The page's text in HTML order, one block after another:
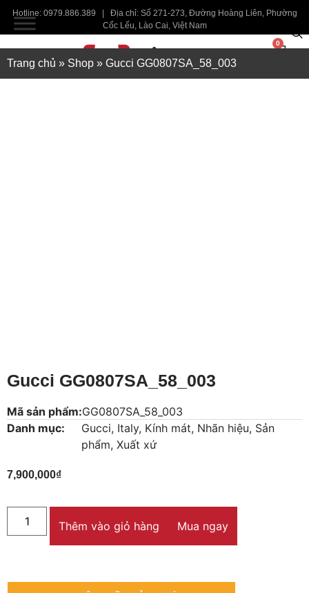
Hotline: 0979.886.389 | Địa chỉ: Số 271-273, Đường Hoàng Liên, Phường
Cốc Lếu, Lào Cai, Việt Nam
0
Trang chủ » Shop » Gucci GG0807SA_58_003
Gucci GG0807SA_58_003
Mã sản phẩm:GG0807SA_58_003
Danh mục:
Gucci, Italy, Kính mát, Nhãn hiệu, Sản
phẩm, Xuất xứ
7,900,000₫
Thêm vào giỏ hàng Mua ngay